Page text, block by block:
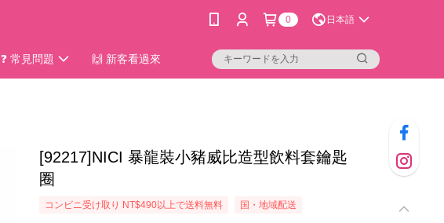
0 日本語
❓ 常見問題 🙌 新客看過來
[92217]NICI 暴龍裝小豬威比造型飲料套鑰匙
圈
コンビニ受け取り NT$490以上で送料無料 国・地域配送